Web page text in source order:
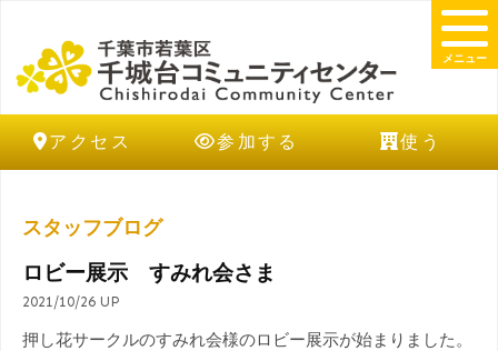
アクセス 参加する 使う
メニュー
スタッフブログ
ロビー展示 すみれ会さま
2021/10/26 UP
押し花サークルのすみれ会様のロビー展示が始まりました。